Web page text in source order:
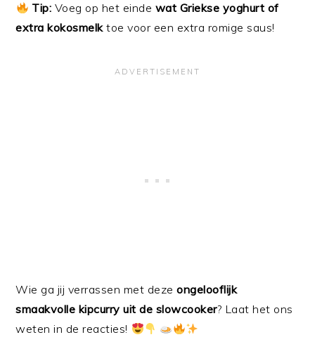
Tip: Voeg op het einde wat Griekse yoghurt of
extra kokosmelktoe voor een extra romige saus!
Wie ga jij verrassen met dezeongelooflijk
smaakvolle kipcurry uit de slowcooker? Laat het ons
weten in de reacties!